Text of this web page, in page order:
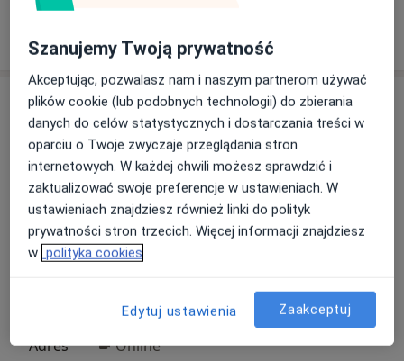
Bezpieczne płatności
lek. Agnieszka Piskorz
400 opinii
Adres Online
Szanujemy Twoją prywatność
Akceptując, pozwalasz nam i naszym partnerom używać
plików cookie (lub podobnych technologii) do zbierania
danych do celów statystycznych i dostarczania treści w
oparciu o Twoje zwyczaje przeglądania stron
internetowych. W każdej chwili możesz sprawdzić i
zaktualizować swoje preferencje w ustawieniach. W
ustawieniach znajdziesz również linki do polityk
prywatności stron trzecich. Więcej informacji znajdziesz
w polityka cookies
Edytuj ustawienia Zaakceptuj